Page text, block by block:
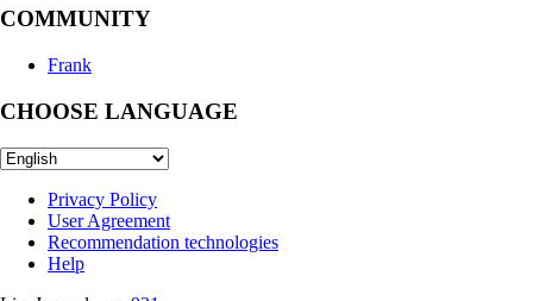
COMMUNITY
Frank
CHOOSE LANGUAGE
Privacy Policy
User Agreement
Recommendation technologies
Help